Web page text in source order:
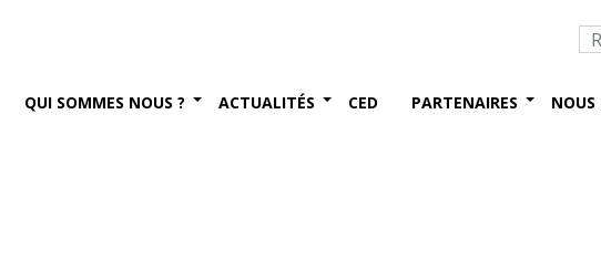
QUI SOMMES NOUS ? ACTUALITÉS CED PARTENAIRES NOUS